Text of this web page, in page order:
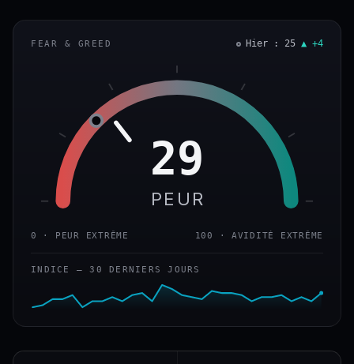
FEAR & GREED Hier : 25 ▲ +4
29
PEUR
0 · PEUR EXTRÊME 100 · AVIDITÉ EXTRÊME
INDICE — 30 DERNIERS JOURS